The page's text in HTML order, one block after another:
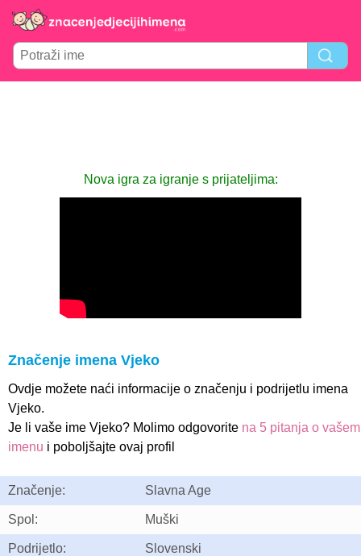
Nova igra za igranje s prijateljima:
Značenje imena Vjeko
Ovdje možete naći informacije o značenju i podrijetlu imena
Vjeko.
Je li vaše ime Vjeko? Molimo odgovorite na 5 pitanja o vašem
imenu i poboljšajte ovaj profil
Značenje: Slavna Age
Spol: Muški
Podrijetlo: Slovenski